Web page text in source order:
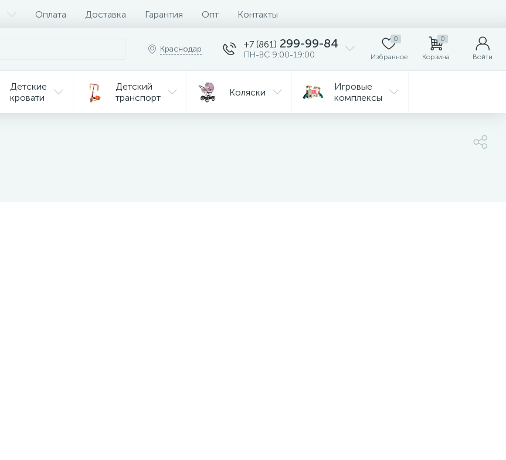
Оплата Доставка Гарантия Опт Контакты
Краснодар +7 (861) 299-99-84
ПН-ВС 9:00-19:00
0
Избранное
0
Корзина Войти
Детские
кровати
Детский
транспорт
Коляски
Игровые
комплексы